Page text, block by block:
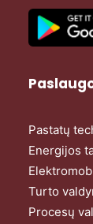
Pastatų
Energijos
Turto
Procesų